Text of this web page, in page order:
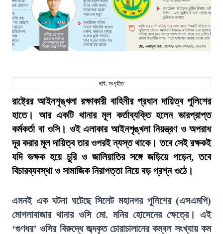
ছবি: সংগৃহীত
রাষ্ট্রের আইনশৃঙ্খলা রক্ষাকারী বাহিনীর প্রধান দায়িত্ব পুলিশের
হাতে। আর একটি থানার মূল কর্তাব্যক্তি হলেন ভারপ্রাপ্ত
কর্মকর্তা বা ওসি। ওই এলাকার আইনশৃঙ্খলা নিয়ন্ত্রণ ও অপরাধ
দূর করার মূল দায়িত্ব তার ওপরই ন্যস্ত থাকে। তবে সেই রক্ষকই
যদি ভক্ষক হয়ে চুরি ও জালিয়াতির সঙ্গে জড়িয়ে পড়েন, তবে
বিচারব্যবস্থা ও সামাজিক নিরাপত্তা নিয়ে বড় প্রশ্ন ওঠে।
এমনই এক ঘটনা ঘটেছে সিলেট মহানগর পুলিশের (এসএমপি)
মোগলাবাজার থানার ওসি মো. মনির হোসেনের ক্ষেত্রে। এই
‘গুণধর’ ওসির বিরুদ্ধে জব্দকৃত চোরাচালানের কম্বল সংখ্যায় কম